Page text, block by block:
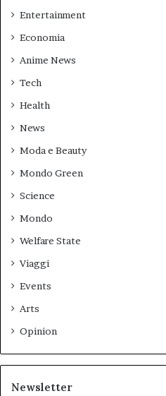
Entertainment
Economia
Anime News
Tech
Health
News
Moda e Beauty
Mondo Green
Science
Mondo
Welfare State
Viaggi
Events
Arts
Opinion
Newsletter